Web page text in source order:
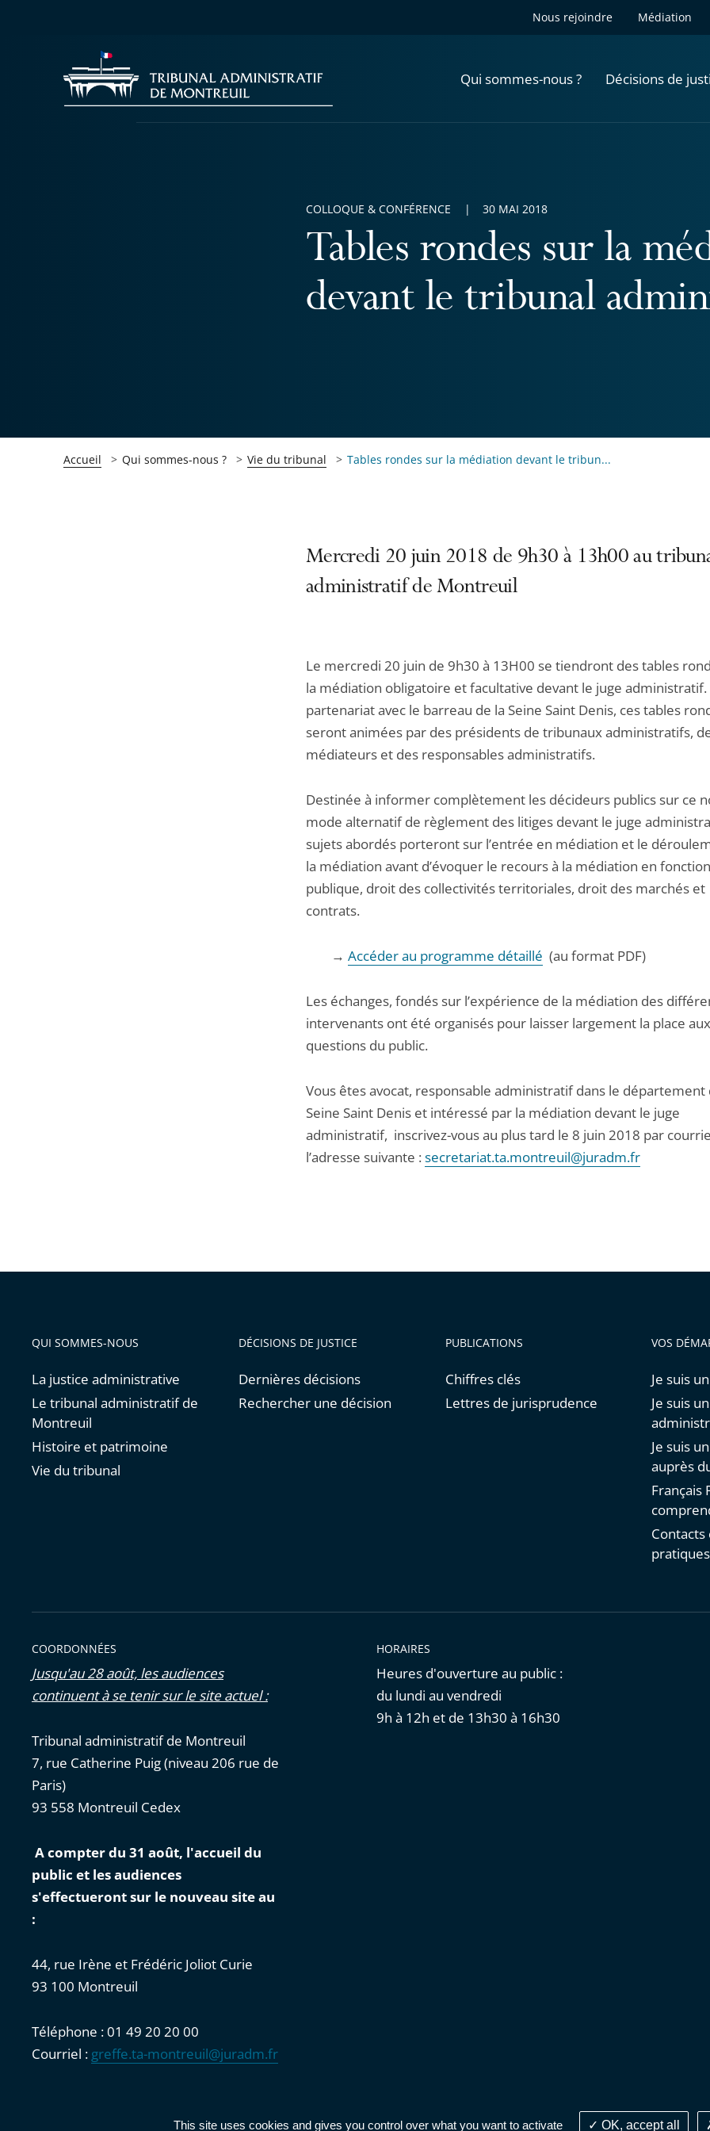
This site uses cookies and gives you control over what you want to activate OK, accept all
Nous rejoindre Médiation
Qui sommes-nous ? Décisions de
Tables rondes sur la
devant le tribunal
COLLOQUE & CONFÉRENCE 30 MAI 2018
Accueil Qui sommes-nous ? Vie du tribunal Tables rondes sur la médiation devant le tribun...
Mercredi 20 juin 2018 de 9h30 à 13h00 au
administratif de Montreuil
Le mercredi 20 juin de 9h30 à 13H00 se tiendront des tables
la médiation obligatoire et facultative devant le juge administratif.
partenariat avec le barreau de la Seine Saint Denis, ces tables
seront animées par des présidents de tribunaux administratifs,
médiateurs et des responsables administratifs.
Destinée à informer complètement les décideurs publics sur ce
mode alternatif de règlement des litiges devant le juge
sujets abordés porteront sur l’entrée en médiation et le
la médiation avant d’évoquer le recours à la médiation en fonction
publique, droit des collectivités territoriales, droit des marchés et
contrats.
→ Accéder au programme détaillé (au format PDF)
Les échanges, fondés sur l’expérience de la médiation des
intervenants ont été organisés pour laisser largement la place aux
questions du public.
Vous êtes avocat, responsable administratif dans le département
Seine Saint Denis et intéressé par la médiation devant le juge
administratif, inscrivez-vous au plus tard le 8 juin 2018 par
l’adresse suivante : secretariat.ta.montreuil@juradm.fr
QUI SOMMES-NOUS
La justice administrative
Le tribunal administratif de
Montreuil
Histoire et patrimoine
Vie du tribunal
DÉCISIONS DE JUSTICE
Dernières décisions
Rechercher une décision
PUBLICATIONS
Chiffres clés
Lettres de jurisprudence
VOS
Je suis
Je suis
Je suis
auprès
Français
pratiques
COORDONNÉES
Jusqu'au 28 août, les audiences
continuent à se tenir sur le site actuel :
Tribunal administratif de Montreuil
7, rue Catherine Puig (niveau 206 rue de
Paris)
93 558 Montreuil Cedex
A compter du 31 août, l'accueil du
public et les audiences
s'effectueront sur le nouveau site au
:
44, rue Irène et Frédéric Joliot Curie
93 100 Montreuil
Téléphone : 01 49 20 20 00
Courriel : greffe.ta-montreuil@juradm.fr
HORAIRES
Heures d'ouverture au public :
du lundi au vendredi
9h à 12h et de 13h30 à 16h30